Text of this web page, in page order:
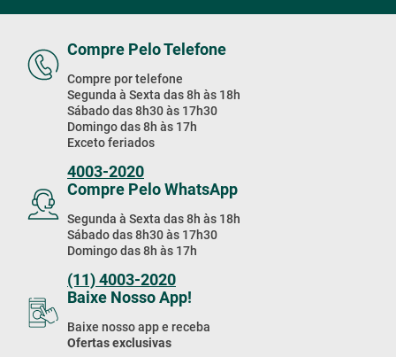
Compre Pelo Telefone
Compre por telefone
Segunda à Sexta das 8h às 18h
Sábado das 8h30 às 17h30
Domingo das 8h às 17h
Exceto feriados
4003-2020
Compre Pelo WhatsApp
Segunda à Sexta das 8h às 18h
Sábado das 8h30 às 17h30
Domingo das 8h às 17h
(11) 4003-2020
Baixe Nosso App!
Baixe nosso app e receba
Ofertas exclusivas